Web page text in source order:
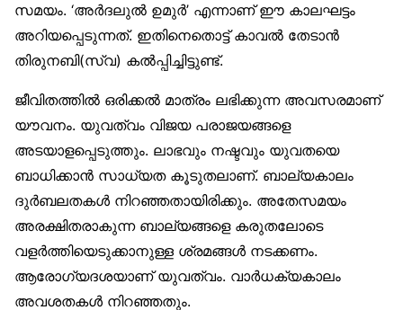
സമയം. ‘അർദലുൽ ഉമുർ’ എന്നാണ് ഈ കാലഘട്ടം
അറിയപ്പെടുന്നത്. ഇതിനെതൊട്ട് കാവൽ തേടാൻ
തിരുനബി(സ്വ) കൽപ്പിച്ചിട്ടുണ്ട്.
ജീവിതത്തിൽ ഒരിക്കൽ മാത്രം ലഭിക്കുന്ന അവസരമാണ്
യൗവനം. യുവത്വം വിജയ പരാജയങ്ങളെ
അടയാളപ്പെടുത്തും. ലാഭവും നഷ്ടവും യുവതയെ
ബാധിക്കാൻ സാധ്യത കൂടുതലാണ്. ബാല്യകാലം
ദുർബലതകൾ നിറഞ്ഞതായിരിക്കും. അതേസമയം
അരക്ഷിതരാകുന്ന ബാല്യങ്ങളെ കരുതലോടെ
വളർത്തിയെടുക്കാനുള്ള ശ്രമങ്ങൾ നടക്കണം.
ആരോഗ്യദശയാണ് യുവത്വം. വാർധക്യകാലം
അവശതകൾ നിറഞ്ഞതും.